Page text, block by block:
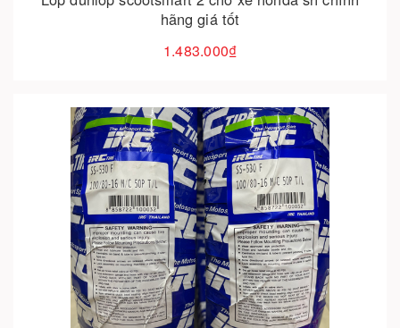
hãng giá tốt
1.483.000₫
Cho vào giỏ hàng